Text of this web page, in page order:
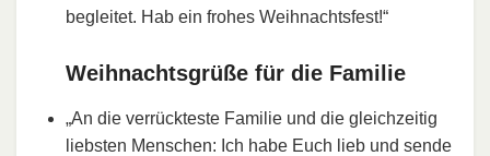
begleitet. Hab ein frohes Weihnachtsfest!“
Weihnachtsgrüße für die Familie
„An die verrückteste Familie und die gleichzeitig
liebsten Menschen: Ich habe Euch lieb und sende